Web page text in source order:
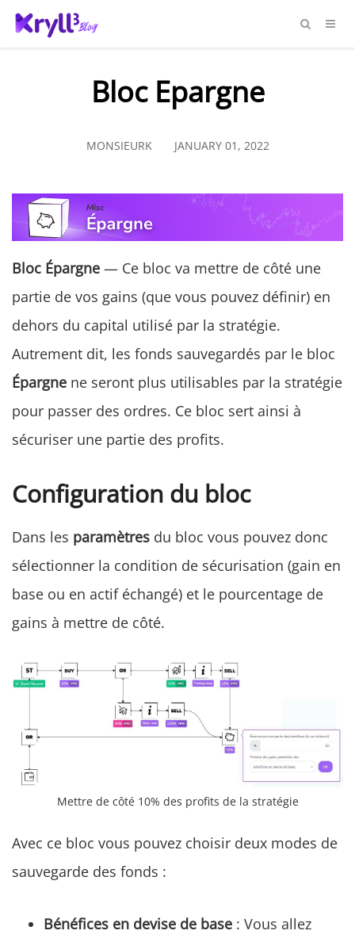
Bloc Epargne
MONSIEURK JANUARY 01, 2022
Bloc Épargne — Ce bloc va mettre de côté une
partie de vos gains (que vous pouvez définir) en
dehors du capital utilisé par la stratégie.
Autrement dit, les fonds sauvegardés par le bloc
Épargne ne seront plus utilisables par la stratégie
pour passer des ordres. Ce bloc sert ainsi à
sécuriser une partie des profits.
Configuration du bloc
Dans les paramètres du bloc vous pouvez donc
sélectionner la condition de sécurisation (gain en
base ou en actif échangé) et le pourcentage de
gains à mettre de côté.
Mettre de côté 10% des profits de la stratégie
Avec ce bloc vous pouvez choisir deux modes de
sauvegarde des fonds :
Bénéfices en devise de base : Vous allez